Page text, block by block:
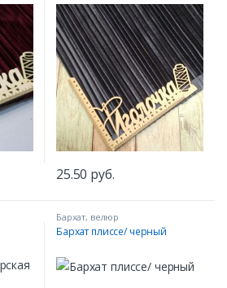
25.50 руб.
Бархат, велюр
Бархат плиссе/ черный